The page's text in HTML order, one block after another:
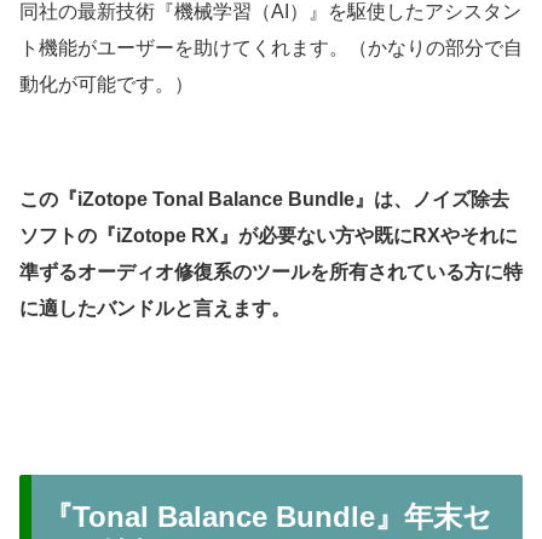
同社の最新技術『機械学習（AI）』を駆使したアシスタン
ト機能がユーザーを助けてくれます。（かなりの部分で自
動化が可能です。）
この『iZotope Tonal Balance Bundle』は、ノイズ除去
ソフトの『iZotope RX』が必要ない方や既にRXやそれに
準ずるオーディオ修復系のツールを所有されている方に特
に適したバンドルと言えます。
『Tonal Balance Bundle』年末セ